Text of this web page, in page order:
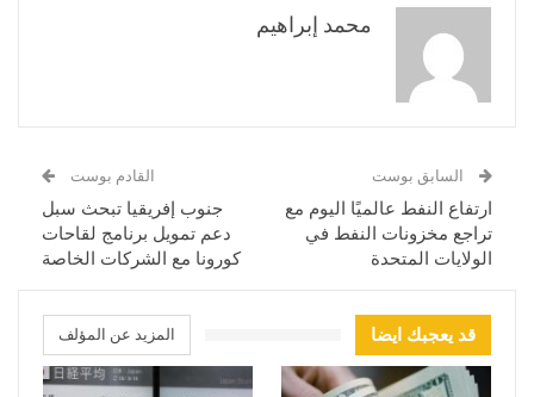
محمد إبراهيم
السابق بوست
ارتفاع النفط عالميًا اليوم مع
تراجع مخزونات النفط في
الولايات المتحدة
القادم بوست
جنوب إفريقيا تبحث سبل
دعم تمويل برنامج لقاحات
كورونا مع الشركات الخاصة
قد يعجبك ايضا المزيد عن المؤلف